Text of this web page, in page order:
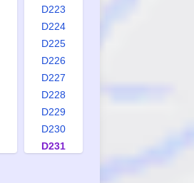
D223
D224
D225
D226
D227
D228
D229
D230
D231